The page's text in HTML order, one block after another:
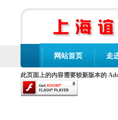
网站首页 走
此页面上的内容需要较新版本的